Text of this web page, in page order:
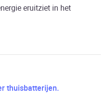
eruitziet in het
thuisbatterijen.